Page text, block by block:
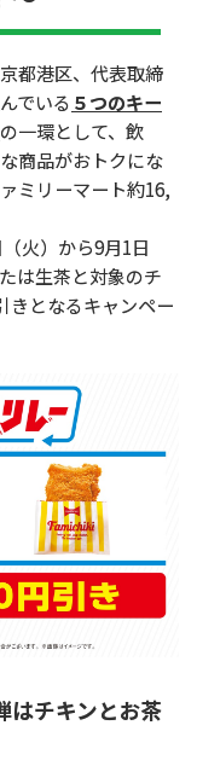
都港区、代表取締
でいる ５つのキー
の一環として、飲
商品がおトクにな
ミリーマート約16,
火）から9月1日
は生茶と対象のチ
きとなるキャンペー
チキンとお茶